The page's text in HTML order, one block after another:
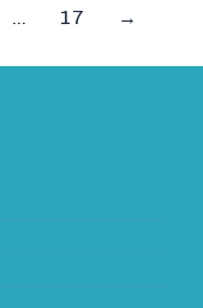
… 17 →